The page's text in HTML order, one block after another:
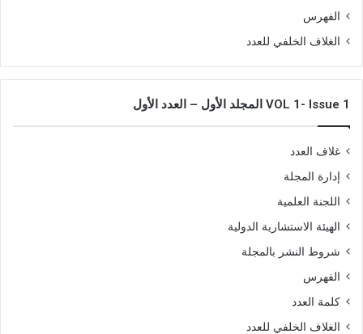
الفهرس
الغلاف الخلفي للعدد
VOL 1- Issue 1 المجلد الأول – العدد الأول
غلاف العدد
إدارة المجلة
اللجنة العلمية
الهيئة الاستشارية الدولية
شروط النشر بالمجلة
الفهرس
كلمة العدد
الغلاف الخلفي للعدد